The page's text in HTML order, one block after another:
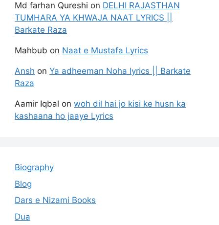
Md farhan Qureshi on DELHI RAJASTHAN
TUMHARA YA KHWAJA NAAT LYRICS ||
Barkate Raza
Mahbub on Naat e Mustafa Lyrics
Ansh on Ya adheeman Noha lyrics || Barkate
Raza
Aamir Iqbal on woh dil hai jo kisi ke husn ka
kashaana ho jaaye Lyrics
Biography
Blog
Dars e Nizami Books
Dua